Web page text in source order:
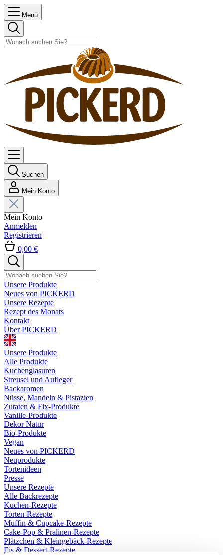
Menü
Suchen
Mein Konto
Mein Konto
Anmelden
Registrieren
0,00 €
Unsere Produkte
Neues von PICKERD
Unsere Rezepte
Rezept des Monats
Kontakt
Über PICKERD
Unsere Produkte
Alle Produkte
Kuchenglasuren
Streusel und Aufleger
Backaromen
Nüsse, Mandeln & Pistazien
Zutaten & Fix-Produkte
Vanille-Produkte
Dekor Natur
Bio-Produkte
Vegan
Neues von PICKERD
Neuprodukte
Tortenideen
Presse
Unsere Rezepte
Alle Backrezepte
Kuchen-Rezepte
Torten-Rezepte
Muffin & Cupcake-Rezepte
Cake-Pop & Pralinen-Rezepte
Plätzchen & Kleingebäck-Rezepte
Eis & Dessert-Rezepte